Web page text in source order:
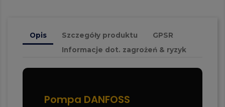
Opis Szczegóły produktu
GPSR
Informacje dot. zagrożeń & ryzyk
Pompa DANFOSS